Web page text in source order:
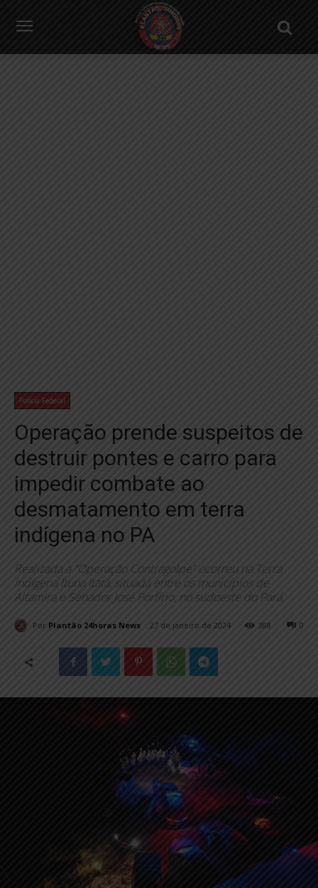
Polícia Federal
Operação prende suspeitos de
destruir pontes e carro para
impedir combate ao
desmatamento em terra
indígena no PA
Realizada a “Operação Contragolpe” ocorreu na Terra
Indígena Ituna Itatá, situada entre os municípios de
Altamira e Senador José Porfírio, no sudoeste do Pará.
Por Plantão 24horas News 27 de janeiro de 2024 0
388